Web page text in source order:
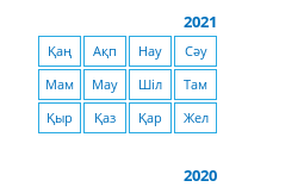
2021
Қаң Ақп Нау
Сәу
Мам
Мау Шіл
Там
Қыр
Қаз Қар Жел
2020